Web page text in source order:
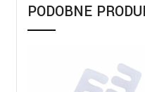
PODOBNE